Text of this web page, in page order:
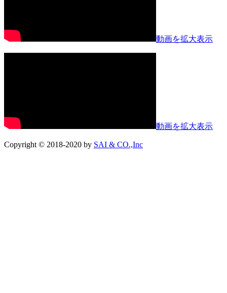
動画を拡大表示
動画を拡大表示
Copyright © 2018-2020 by SAI & CO.,Inc